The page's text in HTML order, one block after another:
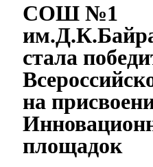
СОШ №1
стала
на
площадок